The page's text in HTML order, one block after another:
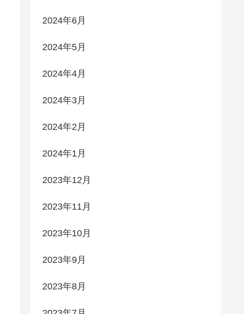
2024年6月
2024年5月
2024年4月
2024年3月
2024年2月
2024年1月
2023年12月
2023年11月
2023年10月
2023年9月
2023年8月